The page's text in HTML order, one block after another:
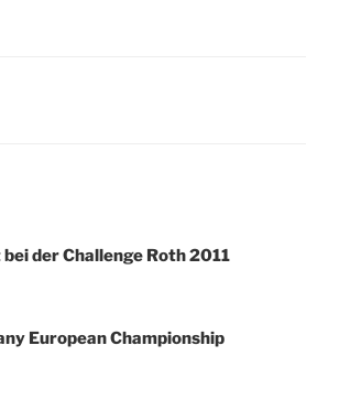
der Challenge Roth 2011
European Championship